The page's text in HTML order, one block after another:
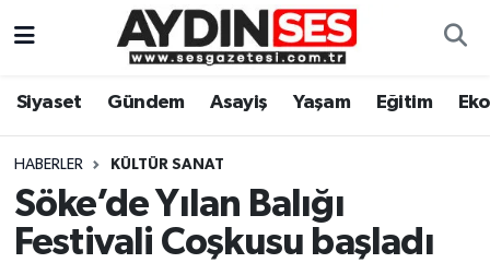
Siyaset Gündem Asayiş Yaşam Eğitim
HABERLER KÜLTÜR SANAT
Söke’de Yılan Balığı
Festivali Coşkusu başladı
Gündem
Siyaset
Ekonomi
Aydın Hava Durumu
Aydin Namaz Vakitleri
Aydın Trafik Yoğunluk Haritası